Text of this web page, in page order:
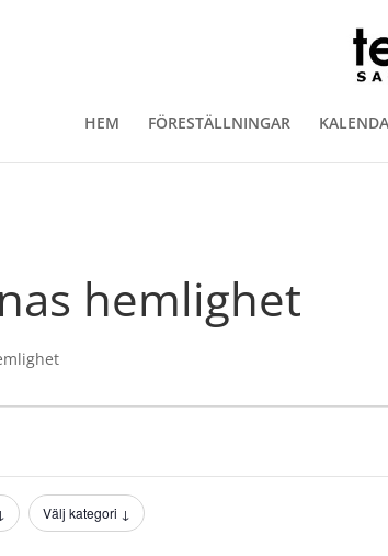
HEM FÖRESTÄLLNINGAR
hemlighet
Välj kategori ↓